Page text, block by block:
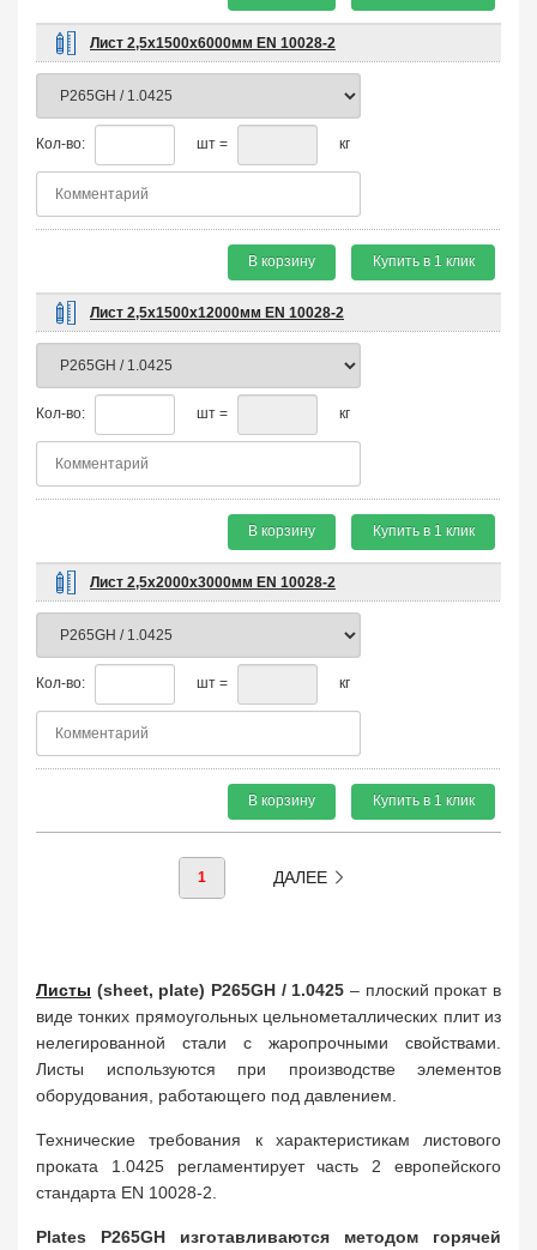
Лист 2,5х1500х6000мм EN 10028-2
Кол-во: шт = кг
В корзину Купить в 1 клик
Лист 2,5х1500х12000мм EN 10028-2
Кол-во: шт = кг
В корзину Купить в 1 клик
Лист 2,5х2000х3000мм EN 10028-2
Кол-во: шт = кг
В корзину Купить в 1 клик
1 ДАЛЕЕ
Листы (sheet, plate) P265GH / 1.0425 – плоский прокат в
виде тонких прямоугольных цельнометаллических плит из
нелегированной стали с жаропрочными свойствами.
Листы используются при производстве элементов
оборудования, работающего под давлением.
Технические требования к характеристикам листового
проката 1.0425 регламентирует часть 2 европейского
стандарта EN 10028-2.
Plates P265GH изготавливаются методом горячей